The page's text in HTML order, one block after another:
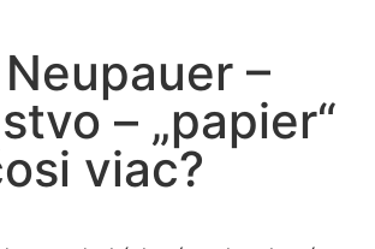
–
– „papier“
viac?